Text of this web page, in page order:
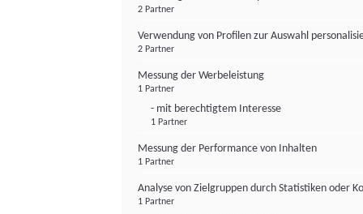
2 Partner
Verwendung von Profilen zur Auswahl
2 Partner
Messung der Werbeleistung
1 Partner
- mit berechtigtem Interesse
1 Partner
Messung der Performance von Inhalten
1 Partner
Analyse von Zielgruppen durch Statistiken oder
1 Partner